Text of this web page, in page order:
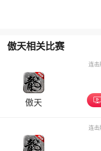
傲天相关比赛
傲天
连击
连击